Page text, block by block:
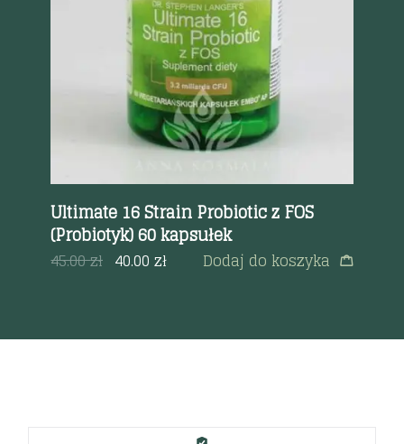
Ultimate 16 Strain Probiotic z FOS
(Probiotyk) 60 kapsułek
45.00zł 40.00zł Dodaj do koszyka